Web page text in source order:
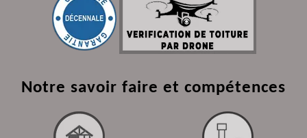
Notre savoir faire et compétences